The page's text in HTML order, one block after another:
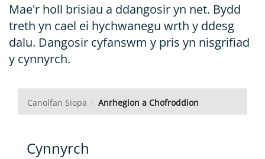
Mae'r holl brisiau a ddangosir yn net. Bydd
treth yn cael ei hychwanegu wrth y ddesg
dalu. Dangosir cyfanswm y pris yn nisgrifiad
y cynnyrch.
Anrhegion
a
Chofroddion
Canolfan Siopa Anrhegion a Chofroddion
Cynnyrch